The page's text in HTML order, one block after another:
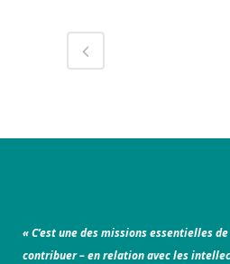
« C’est une des missions essentielles
contribuer – en relation avec les